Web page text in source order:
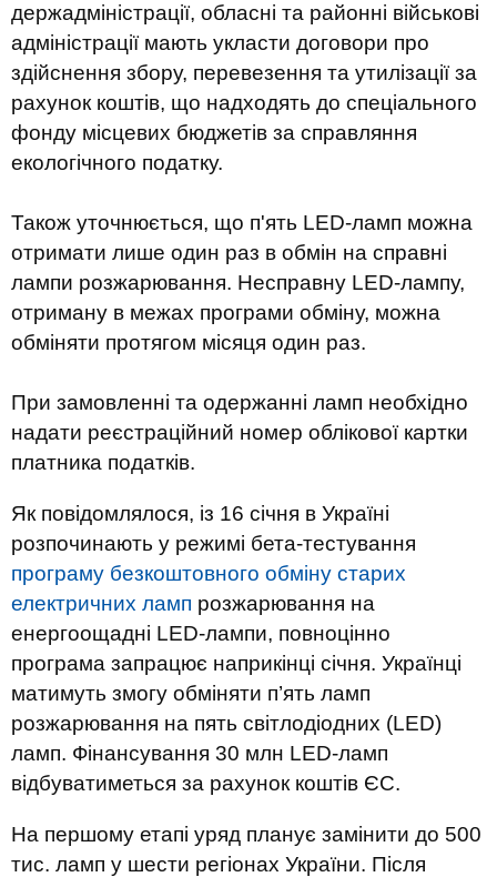
держадміністрації, обласні та районні військові
адміністрації мають укласти договори про
здійснення збору, перевезення та утилізації за
рахунок коштів, що надходять до спеціального
фонду місцевих бюджетів за справляння
екологічного податку.
Також уточнюється, що п'ять LED-ламп можна
отримати лише один раз в обмін на справні
лампи розжарювання. Несправну LED-лампу,
отриману в межах програми обміну, можна
обміняти протягом місяця один раз.
При замовленні та одержанні ламп необхідно
надати реєстраційний номер облікової картки
платника податків.
Як повідомлялося, із 16 січня в Україні
розпочинають у режимі бета-тестування
програму безкоштовного обміну старих
електричних ламп розжарювання на
енергоощадні LED-лампи, повноцінно
програма запрацює наприкінці січня. Українці
матимуть змогу обміняти п’ять ламп
розжарювання на пять світлодіодних (LED)
ламп. Фінансування 30 млн LED-ламп
відбуватиметься за рахунок коштів ЄС.
На першому етапі уряд планує замінити до 500
тис. ламп у шести регіонах України. Після